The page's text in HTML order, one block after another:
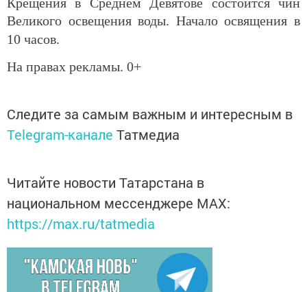
Великого освещения воды. Начало освящения в
10 часов.
На правах рекламы. 0+
Следите за самым важным и интересным в
Telegram-канале Татмедиа
Читайте новости Татарстана в
национальном мессенджере MАХ:
https://max.ru/tatmedia